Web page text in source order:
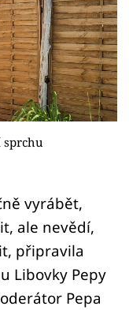
vyrábět,
ale nevědí,
připravila
Libovky Pepy
Pepa